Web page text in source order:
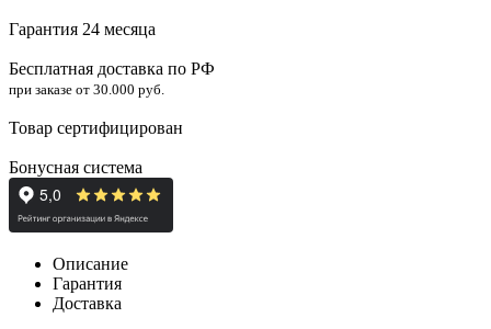
Гарантия 24 месяца
Бесплатная доставка по РФ
при заказе от 30.000 руб.
Товар сертифицирован
Бонусная система
Описание
Гарантия
Доставка